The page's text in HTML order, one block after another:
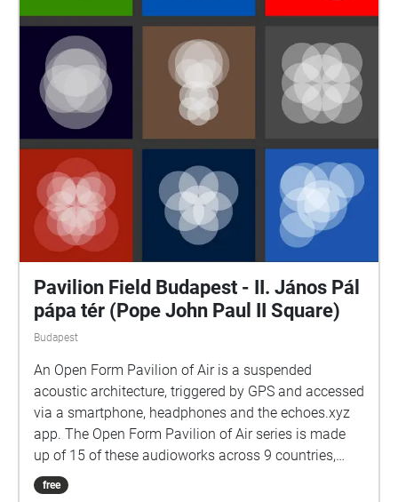
Hogyan történt? / Szita Szabolcs: A pesti gettó
küzdelme a túlélésért / Tim Cole: Holocaust city / A
budapesti gettó emlékezete,szerkesztő: Dombi Gábor
https://www.csillagoshazak.hu/
Pavilion Field Budapest - II. János Pál
pápa tér (Pope John Paul II Square)
Budapest
An Open Form Pavilion of Air is a suspended
acoustic architecture, triggered by GPS and accessed
via a smartphone, headphones and the echoes.xyz
app. The Open Form Pavilion of Air series is made
up of 15 of these audioworks across 9 countries,
each offers a playful renewal and reframing of public
space as an essential engagement for the
free